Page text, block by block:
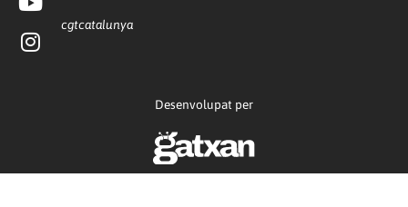
cgtcatalunya
Desenvolupat per